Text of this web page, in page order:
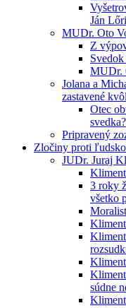
Ján
MUDr. Oto
Z
MUDr.
Jolana a
zastavené
Otec
svedka?
Pripravený
Zločiny proti
JUDr. Juraj
3 roky
všetko
súdne